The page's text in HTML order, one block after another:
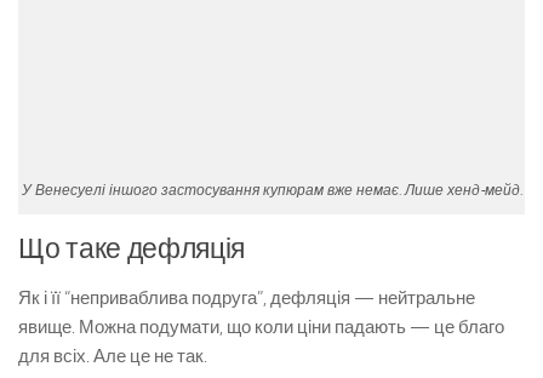
У Венесуелі іншого застосування купюрам вже немає. Лише хенд-мейд.
Що таке дефляція
Як і її “неприваблива подруга”, дефляція — нейтральне
явище. Можна подумати, що коли ціни падають — це благо
для всіх. Але це не так.